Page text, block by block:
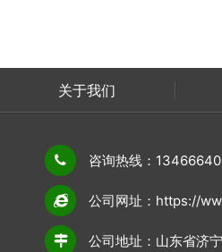
关于我们
咨询热线：
公司网址：https://
公司地址：山东省济